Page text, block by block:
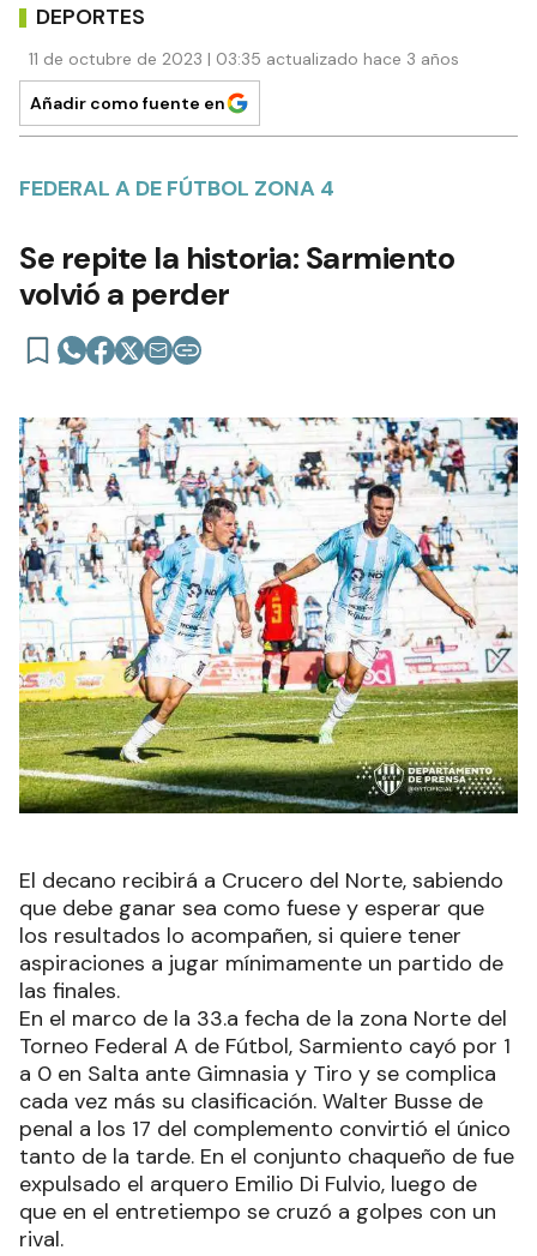
DEPORTES
11 de octubre de 2023 | 03:35 actualizado hace 3 años
Añadir como fuente en
FEDERAL A DE FÚTBOL ZONA 4
Se repite la historia: Sarmiento
volvió a perder
El decano recibirá a Crucero del Norte, sabiendo
que debe ganar sea como fuese y esperar que
los resultados lo acompañen, si quiere tener
aspiraciones a jugar mínimamente un partido de
las finales.
En el marco de la 33.a fecha de la zona Norte del
Torneo Federal A de Fútbol, Sarmiento cayó por 1
a 0 en Salta ante Gimnasia y Tiro y se complica
cada vez más su clasificación. Walter Busse de
penal a los 17 del complemento convirtió el único
tanto de la tarde. En el conjunto chaqueño de fue
expulsado el arquero Emilio Di Fulvio, luego de
que en el entretiempo se cruzó a golpes con un
rival.